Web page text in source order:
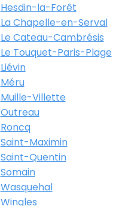
Hesdin-la-Forêt
La Chapelle-en-Serval
Le Cateau-Cambrésis
Le Touquet-Paris-Plage
Liévin
Méru
Muille-Villette
Outreau
Roncq
Saint-Maximin
Saint-Quentin
Somain
Wasquehal
Wingles